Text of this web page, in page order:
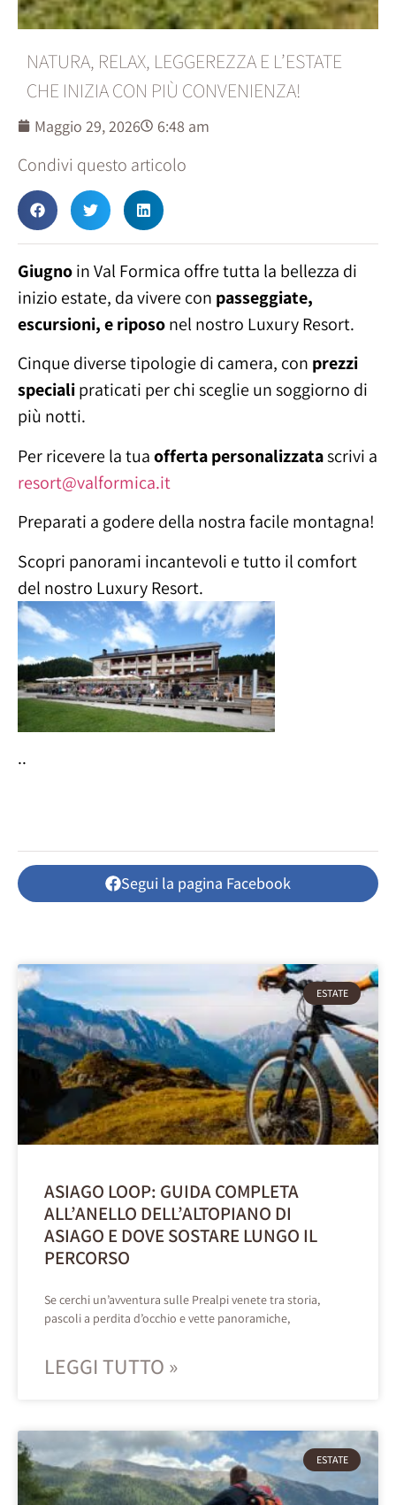
NATURA, RELAX, LEGGEREZZA E L’ESTATE
CHE INIZIA CON PIÙ CONVENIENZA!
Maggio 29, 2026 6:48 am
Condivi questo articolo
Giugnoin Val Formica offre tutta la bellezza di
inizio estate, da vivere con passeggiate,
escursioni, e riposonel nostro Luxury Resort.
Cinque diverse tipologie di camera, con prezzi
specialipraticati per chi sceglie un soggiorno di
più notti.
Per ricevere la tuaofferta personalizzatascrivi a
resort@valformica.it
Preparati a godere della nostra facile montagna!
Scopri panorami incantevoli e tutto il comfort
del nostro Luxury Resort.
..
Segui la pagina Facebook
ESTATE
ASIAGO LOOP: GUIDA COMPLETA
ALL’ANELLO DELL’ALTOPIANO DI
ASIAGO E DOVE SOSTARE LUNGO IL
PERCORSO
Se cerchi un’avventura sulle Prealpi venete tra storia,
pascoli a perdita d’occhio e vette panoramiche,
LEGGI TUTTO »
ESTATE